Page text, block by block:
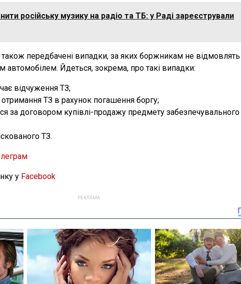
російську музику на радіо та ТБ: у Раді зареєстрували
передбачені випадки, за яких боржникам не відмовлять
автомобілем. Йдеться, зокрема, про такі випадки:
відчуження ТЗ;
ТЗ в рахунок погашення боргу;
за договором купівлі-продажу предмету забезпечувального
ТЗ.
у Facebook
РЕКЛАМА: